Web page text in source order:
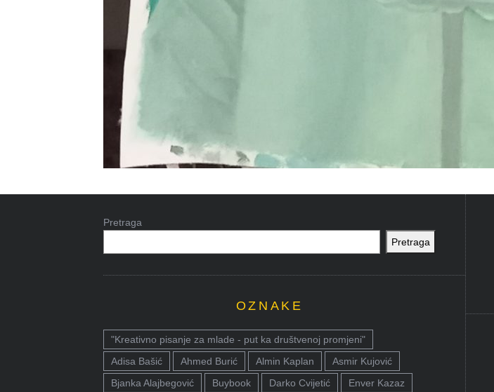
Pretraga
Pretraga
OZNAKE
"Kreativno pisanje za mlade - put ka društvenoj promjeni"
Adisa Bašić
Ahmed Burić Almin Kaplan
Asmir Kujović
Bjanka Alajbegović
Buybook Darko Cvijetić
Enver Kazaz